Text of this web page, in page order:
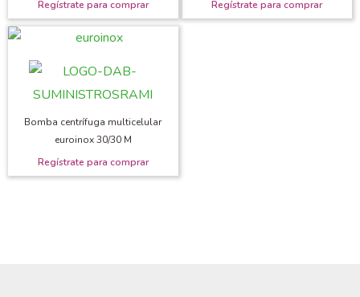
Bomba centrífuga multicelular
euroinox 30/30 M